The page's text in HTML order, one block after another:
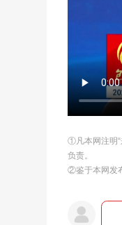
①凡本网注明“
负责。
②鉴于本网发